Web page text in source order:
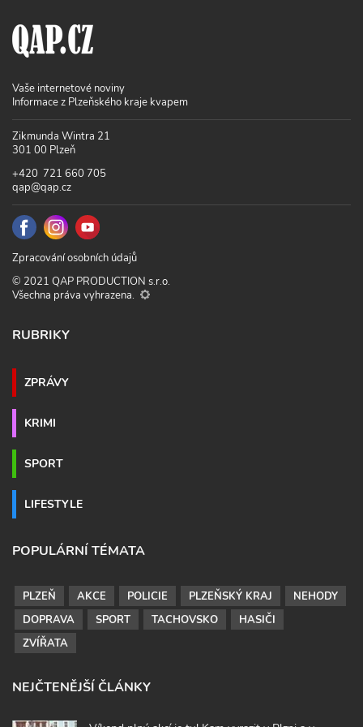
Vaše internetové noviny
Informace z Plzeňského kraje kvapem
Zikmunda Wintra 21
301 00 Plzeň
+420 721 660 705
qap@qap.cz
Zpracování osobních údajů
© 2021 QAP PRODUCTION s.r.o.
Všechna práva vyhrazena.
RUBRIKY
ZPRÁVY
KRIMI
SPORT
LIFESTYLE
POPULÁRNÍ TÉMATA
PLZEŇ AKCE POLICIE PLZEŇSKÝ KRAJ
NEHODY
DOPRAVA
SPORT TACHOVSKO
HASIČI
ZVÍŘATA
NEJČTENĚJŠÍ ČLÁNKY